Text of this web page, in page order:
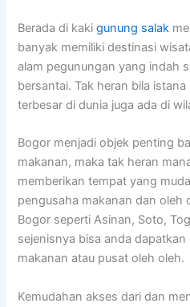
Berada di kakigunung salak
banyak memiliki destinasi
alam pegunungan yang indah
bersantai. Tak heran bila istana
terbesar di dunia juga ada di
Bogor menjadi objek penting
makanan, maka tak heran
memberikan tempat yang
pengusaha makanan dan oleh
Bogor seperti Asinan, Soto,
sejenisnya bisa anda
makanan atau pusat oleh oleh.
Kemudahan akses dari dan